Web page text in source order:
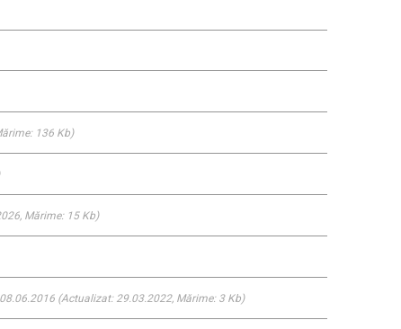
136 Kb)
, Mărime: 15 Kb)
(Actualizat: 29.03.2022, Mărime: 3 Kb)